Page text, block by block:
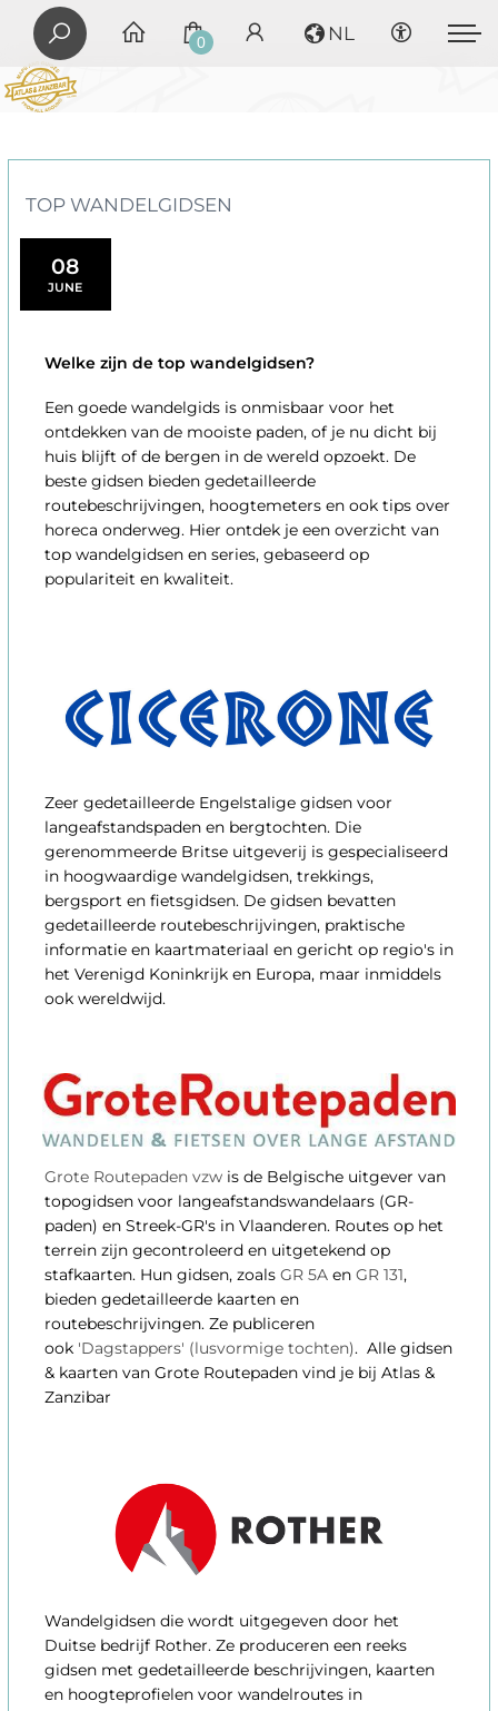
0 NL
TOP WANDELGIDSEN
08
JUNE
Welke zijn de top wandelgidsen?
Een goede wandelgids is onmisbaar voor het
ontdekken van de mooiste paden, of je nu dicht bij
huis blijft of de bergen in de wereld opzoekt. De
beste gidsen bieden gedetailleerde
routebeschrijvingen, hoogtemeters en ook tips over
horeca onderweg. Hier ontdek je een overzicht van
top wandelgidsen en series, gebaseerd op
populariteit en kwaliteit.
Zeer gedetailleerde Engelstalige gidsen voor
langeafstandspaden en bergtochten. Die
gerenommeerde Britse uitgeverij is gespecialiseerd
in hoogwaardige wandelgidsen, trekkings,
bergsport en fietsgidsen. De gidsen bevatten
gedetailleerde routebeschrijvingen, praktische
informatie en kaartmateriaal en gericht op regio's in
het Verenigd Koninkrijk en Europa, maar inmiddels
ook wereldwijd.
Grote Routepaden vzwis de Belgische uitgever van
topogidsen voor langeafstandswandelaars (GR-
paden) en Streek-GR's in Vlaanderen. Routes op het
terrein zijn gecontroleerd en uitgetekend op
stafkaarten. Hun gidsen, zoals GR 5Aen GR 131,
bieden gedetailleerde kaarten en
routebeschrijvingen. Ze publiceren
ook 'Dagstappers' (lusvormige tochten). Alle gidsen
& kaarten van Grote Routepaden vind je bij Atlas &
Zanzibar
Wandelgidsen die wordt uitgegeven door het
Duitse bedrijf Rother. Ze produceren een reeks
gidsen met gedetailleerde beschrijvingen, kaarten
en hoogteprofielen voor wandelroutes in